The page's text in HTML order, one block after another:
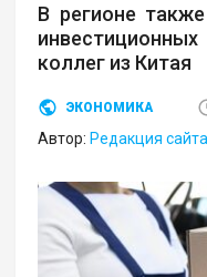
В регионе
коллег из Китая
ЭКОНОМИКА
Автор: Редакция